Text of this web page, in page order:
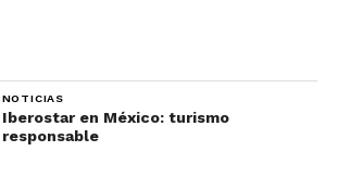
NOTICIAS
Iberostar en México: turismo
responsable